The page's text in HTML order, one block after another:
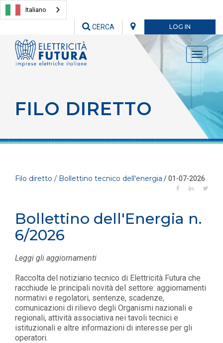
Italiano
LOG IN
CERCA
Toggle
FILO DIRETTO
Filo diretto / Bollettino tecnico dell'energia / 01-07-2026
Bollettino dell'Energia n.
6/2026
Leggi gli aggiornamenti
Raccolta del notiziario tecnico di Elettricità Futura che
racchiude le principali novità del settore: aggiornamenti
normativi e regolatori, sentenze, scadenze,
comunicazioni di rilievo degli Organismi nazionali e
regionali, attività associativa nei tavoli tecnici e
istituzionali e altre informazioni di interesse per gli
operatori.